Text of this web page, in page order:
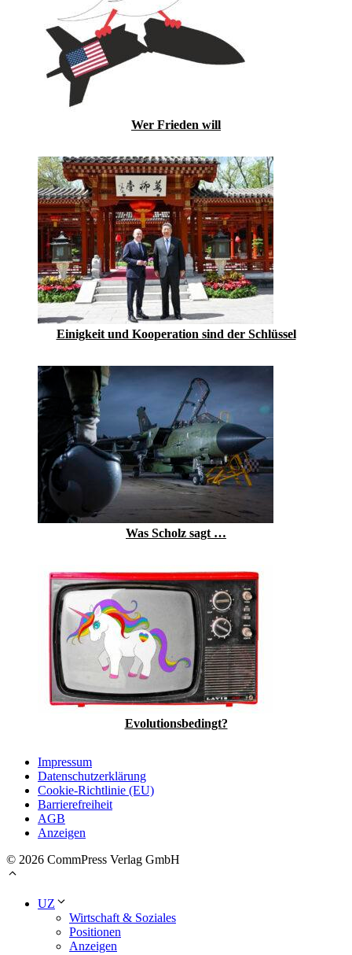
Wer Frieden will
Einigkeit und Kooperation sind der Schlüssel
Was Scholz sagt …
Evolutionsbedingt?
Impressum
Datenschutzerklärung
Cookie-Richtlinie (EU)
Barrierefreiheit
AGB
Anzeigen
© 2026 CommPress Verlag GmbH
UZ
Wirtschaft & Soziales
Positionen
Anzeigen